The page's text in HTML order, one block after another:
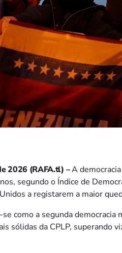
2026 (RAFA.tl) –A
segundo o Índice de
a registarem a maior
como a segunda democracia
sólidas da CPLP, superando